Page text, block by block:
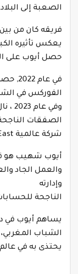
الصعبة إلى
فريقه كان من بين
يعكس تأثيره
حصل أيوب على
في
الفوركس في
وفي
الصفقات
شركة عالمية Trading Middle East.
أيوب شهيب هو
والعمل الجاد
وإدارته
الناجحة
يساهم أيوب في
الشباب
يحتذى به في عالم